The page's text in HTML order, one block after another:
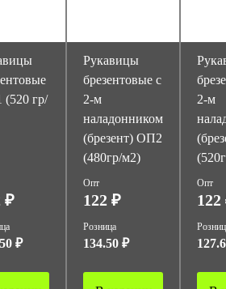
гр/
₽
₽
Рукавицы
брезентовые с
2-м
наладонником
(брезент) ОП2
(480гр/м2)
Опт
122 ₽
Розница
134.50 ₽
2-м
Опт
122